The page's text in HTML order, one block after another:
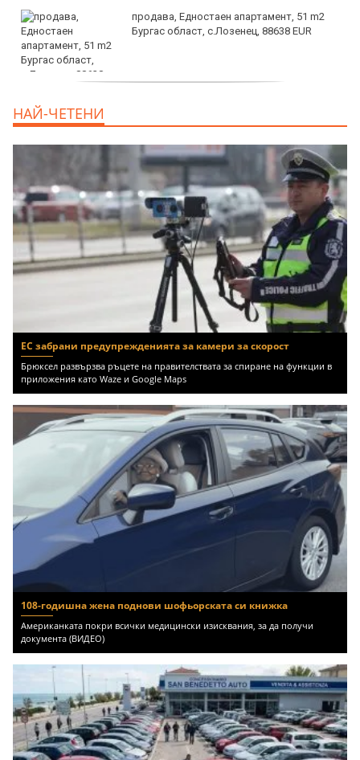
продава, Едностаен апартамент, 51 m2
Бургас област, с.Лозенец, 88638 EUR
EUR
НАЙ-ЧЕТЕНИ
ЕС забрани предупрежденията за камери за скорост
Брюксел развързва ръцете на правителствата за спиране на функции в
приложения като Waze и Google Maps
108-годишна жена поднови шофьорската си книжка
Американката покри всички медицински изисквания, за да получи
документа (ВИДЕО)